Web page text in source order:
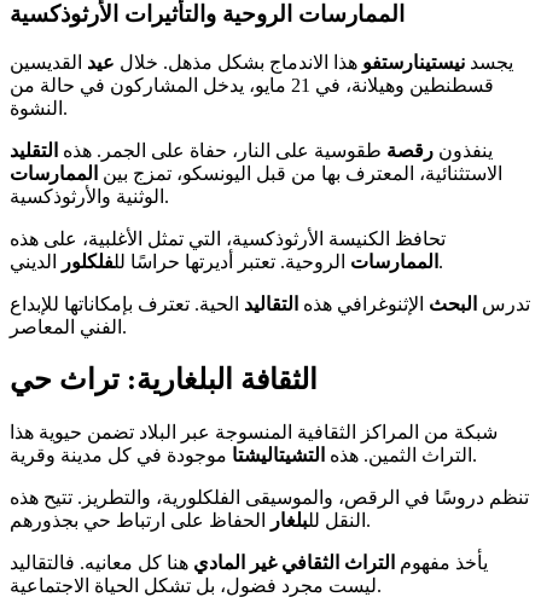
الممارسات الروحية والتأثيرات الأرثوذكسية
يجسد نيستينارستفو هذا الاندماج بشكل مذهل. خلال عيد القديسين
قسطنطين وهيلانة، في 21 مايو، يدخل المشاركون في حالة من
النشوة.
ينفذون رقصة طقوسية على النار، حفاة على الجمر. هذه التقليد
الاستثنائية، المعترف بها من قبل اليونسكو، تمزج بين الممارسات
الوثنية والأرثوذكسية.
تحافظ الكنيسة الأرثوذكسية، التي تمثل الأغلبية، على هذه
الممارسات الروحية. تعتبر أديرتها حراسًا للفلكلور الديني.
تدرس البحث الإثنوغرافي هذه التقاليد الحية. تعترف بإمكاناتها للإبداع
الفني المعاصر.
الثقافة البلغارية: تراث حي
شبكة من المراكز الثقافية المنسوجة عبر البلاد تضمن حيوية هذا
التراث الثمين. هذه التشيتاليشتا موجودة في كل مدينة وقرية.
تنظم دروسًا في الرقص، والموسيقى الفلكلورية، والتطريز. تتيح هذه
النقل للبلغار الحفاظ على ارتباط حي بجذورهم.
يأخذ مفهوم التراث الثقافي غير المادي هنا كل معانيه. فالتقاليد
ليست مجرد فضول، بل تشكل الحياة الاجتماعية.